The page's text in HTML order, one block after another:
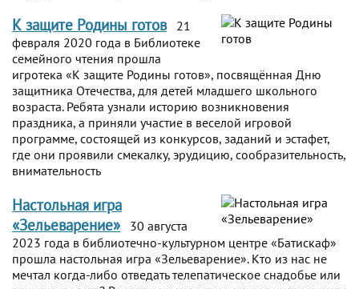
К защите Родины готов
21
февраля 2020 года в Библиотеке
семейного чтения прошла
игротека «К защите Родины готов», посвящённая Дню
защитника Отечества, для детей младшего школьного
возраста. Ребята узнали историю возникновения
праздника, а приняли участие в веселой игровой
программе, состоящей из конкурсов, заданий и эстафет,
где они проявили смекалку, эрудицию, сообразительность,
внимательность
Настольная игра
«Зельеварение»
30 августа
2023 года в библиотечно-культурном центре «Батискаф»
прошла настольная игра «Зельеварение». Кто из нас не
мечтал когда-либо отведать телепатическое снадобье или